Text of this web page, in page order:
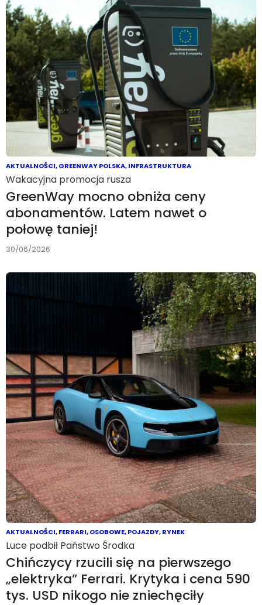
AKTUALNOŚCI,GREENWAY POLSKA,INFRASTRUKTURA
Wakacyjna promocja rusza
GreenWay mocno obniża ceny
abonamentów. Latem nawet o
połowę taniej!
30/06/2026
AKTUALNOŚCI,FERRARI,OSOBOWE,POJAZDY,RYNEK
Luce podbił Państwo Środka
Chińczycy rzucili się na pierwszego
„elektryka” Ferrari. Krytyka i cena 590
tys. USD nikogo nie zniechęciły